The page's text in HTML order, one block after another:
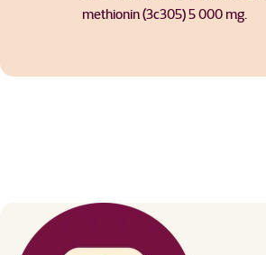
methionin (3c305) 5 000 mg.